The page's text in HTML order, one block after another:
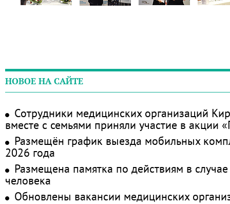
НОВОЕ НА САЙТЕ
Сотрудники медицинских организаций
вместе с семьями приняли участие в акции
Размещён график выезда мобильных
2026 года
Размещена памятка по действиям в
человека
Обновлены вакансии медицинских